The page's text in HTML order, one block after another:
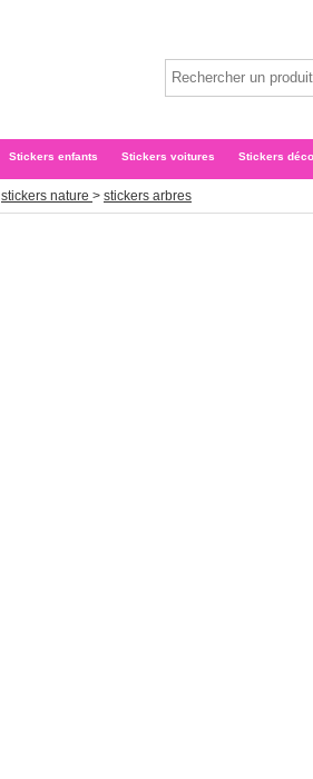
Stickers enfants Stickers voitures Stickers déco
stickers nature > stickers arbres